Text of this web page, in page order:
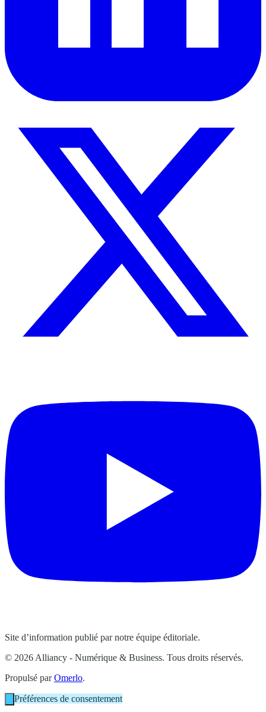
Site d’information publié par notre équipe éditoriale.
© 2026 Alliancy - Numérique & Business. Tous droits réservés.
Propulsé parOmerlo.
Préférences de consentement